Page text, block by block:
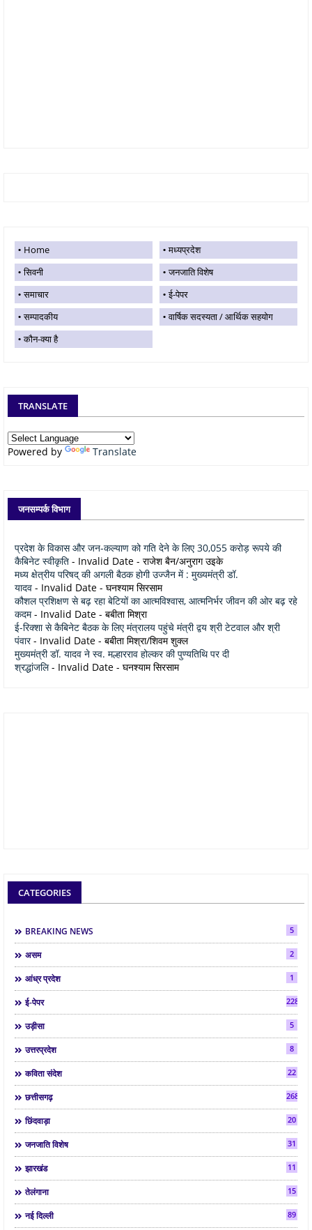
Home
मध्यप्रदेश
सिवनी
जनजाति विशेष
समाचार
ई-पेपर
सम्पादकीय
वार्षिक सदस्यता / आर्थिक सहयोग
कौन-क्या है
TRANSLATE
Powered by Translate
जनसम्पर्क विभाग
प्रदेश के विकास और जन-कल्याण को गति देने के लिए 30,055 करोड़ रूपये की
कैबिनेट स्वीकृति - Invalid Date - राजेश बैन/अनुराग उइके
मध्य क्षेत्रीय परिषद् की अगली बैठक होगी उज्जैन में : मुख्यमंत्री डॉ.
यादव - Invalid Date - घनश्याम सिरसाम
कौशल प्रशिक्षण से बढ़ रहा बेटियों का आत्मविश्वास, आत्मनिर्भर जीवन की ओर बढ़ रहे
कदम- Invalid Date - बबीता मिश्रा
ई-रिक्शा से कैबिनेट बैठक के लिए मंत्रालय पहुंचे मंत्री द्वय श्री टेटवाल और श्री
पंवार- Invalid Date - बबीता मिश्रा/शिवम शुक्ल
मुख्यमंत्री डॉ. यादव ने स्व. मल्हारराव होल्कर की पुण्यतिथि पर दी
श्रद्धांजलि- Invalid Date - घनश्याम सिरसाम
CATEGORIES
BREAKING NEWS 5
असम 2
आंध्र प्रदेश 1
ई-पेपर 2286
उड़ीसा 5
उत्तरप्रदेश 8
कविता संदेश 22
छत्तीसगढ़ 268
छिंदवाड़ा 20
जनजाति विशेष 31
झारखंड 11
तेलंगाना 15
नई दिल्ली 89